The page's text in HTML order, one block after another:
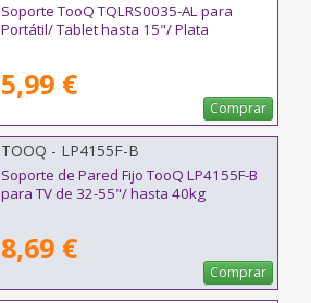
Soporte TooQ TQLRS0035-AL para
Portátil/ Tablet hasta 15"/ Plata
5,99 €
Comprar
TOOQ - LP4155F-B
Soporte de Pared Fijo TooQ LP4155F-B
para TV de 32-55"/ hasta 40kg
8,69 €
Comprar